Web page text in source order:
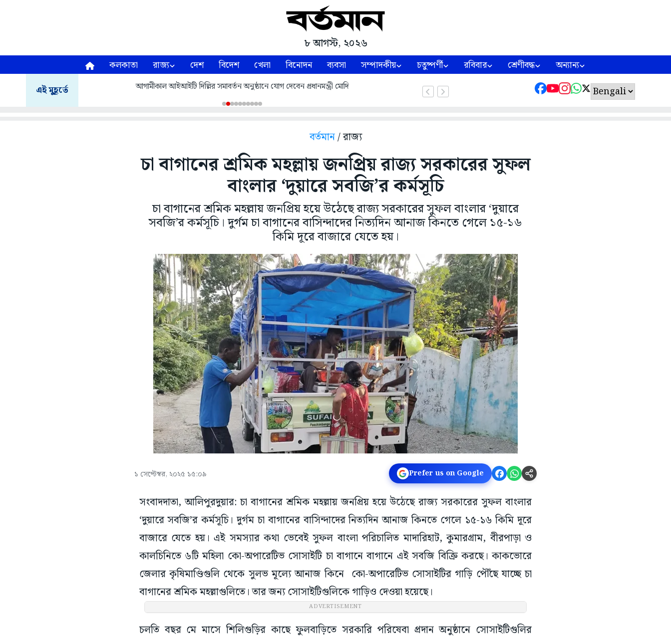
৮ আগস্ট, ২০২৬
কলকাতা রাজ্য দেশ বিদেশ খেলা বিনোদন ব্যবসা সম্পাদকীয় চতুষ্পর্ণী রবিবার শ্রেণীবদ্ধ অন্যান্য
এই মুহূর্তে আগামীকাল আইআইটি দিল্লির সমাবর্তন অনুষ্ঠানে যোগ দেবেন প্রধানমন্ত্রী মোদি
বর্তমান/ রাজ্য
চা বাগানের শ্রমিক মহল্লায় জনপ্রিয় রাজ্য সরকারের সুফল
বাংলার ‘দুয়ারে সবজি’র কর্মসূচি
চা বাগানের শ্রমিক মহল্লায় জনপ্রিয় হয়ে উঠেছে রাজ্য সরকারের সুফল বাংলার ‘দুয়ারে
সবজি’র কর্মসূচি। দুর্গম চা বাগানের বাসিন্দাদের নিত্যদিন আনাজ কিনতে গেলে ১৫-১৬
কিমি দূরে বাজারে যেতে হয়।
১ সেপ্টেম্বর, ২০২৫ ১৫:০৯ Prefer us on Google
সংবাদদাতা, আলিপুরদুয়ার: চা বাগানের শ্রমিক মহল্লায় জনপ্রিয় হয়ে উঠেছে রাজ্য সরকারের সুফল বাংলার
‘দুয়ারে সবজি’র কর্মসূচি। দুর্গম চা বাগানের বাসিন্দাদের নিত্যদিন আনাজ কিনতে গেলে ১৫-১৬ কিমি দূরে
বাজারে যেতে হয়। এই সমস্যার কথা ভেবেই সুফল বাংলা পরিচালিত মাদারিহাট, কুমারগ্রাম, বীরপাড়া ও
কালচিনিতে ৬টি মহিলা কো-অপারেটিভ সোসাইটি চা বাগানে বাগানে এই সবজি বিক্রি করছে। কাকভোরে
জেলার কৃষিমাণ্ডিগুলি থেকে সুলভ মূল্যে আনাজ কিনে কো-অপারেটিভ সোসাইটির গাড়ি পৌঁছে যাচ্ছে চা
বাগানের শ্রমিক মহল্লাগুলিতে। তার জন্য সোসাইটিগুলিকে গাড়িও দেওয়া হয়েছে।
ADVERTISEMENT
চলতি বছর মে মাসে শিলিগুড়ির কাছে ফুলবাড়িতে সরকারি পরিষেবা প্রদান অনুষ্ঠানে সোসাইটিগুলির